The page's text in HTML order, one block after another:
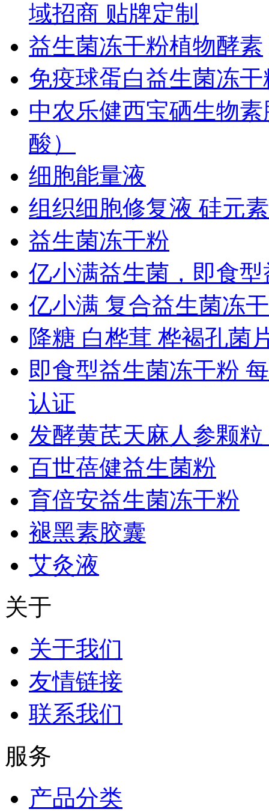
域招商 贴牌定制
益生菌冻干粉植物酵素
免疫球蛋白益生菌冻干
中农乐健西宝硒生物
酸）
细胞能量液
组织细胞修复液 硅元素
益生菌冻干粉
亿小满益生菌，即食
亿小满 复合益生菌冻
降糖 白桦茸 桦褐孔菌
即食型益生菌冻干粉
认证
发酵黄芪天麻人参颗
百世蓓健益生菌粉
育倍安益生菌冻干粉
褪黑素胶囊
艾灸液
关于
关于我们
友情链接
联系我们
服务
产品分类